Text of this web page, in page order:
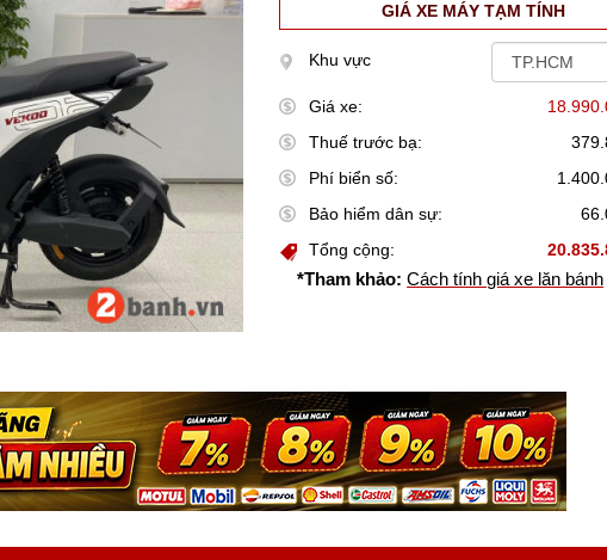
GIÁ XE MÁY TẠM TÍNH
Khu vực
Giá xe:
Thuế trước bạ:
Phí biển số:
Bảo hiểm dân sự:
Tổng cộng:
*Tham khảo: Cách tính giá xe lăn bánh